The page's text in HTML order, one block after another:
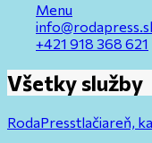
Menu
+421 918 368 621
Všetky služby
RodaPresstlačiareň,